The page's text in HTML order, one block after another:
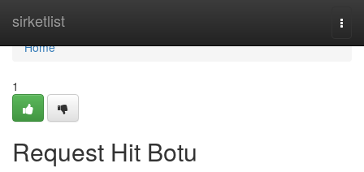
sirketlist
Home
Home
1
Request Hit Botu